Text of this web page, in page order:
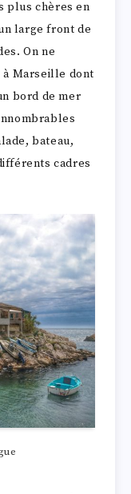
plus chères en
large front de
On ne
à Marseille dont
bord de mer
bateau,
cadres